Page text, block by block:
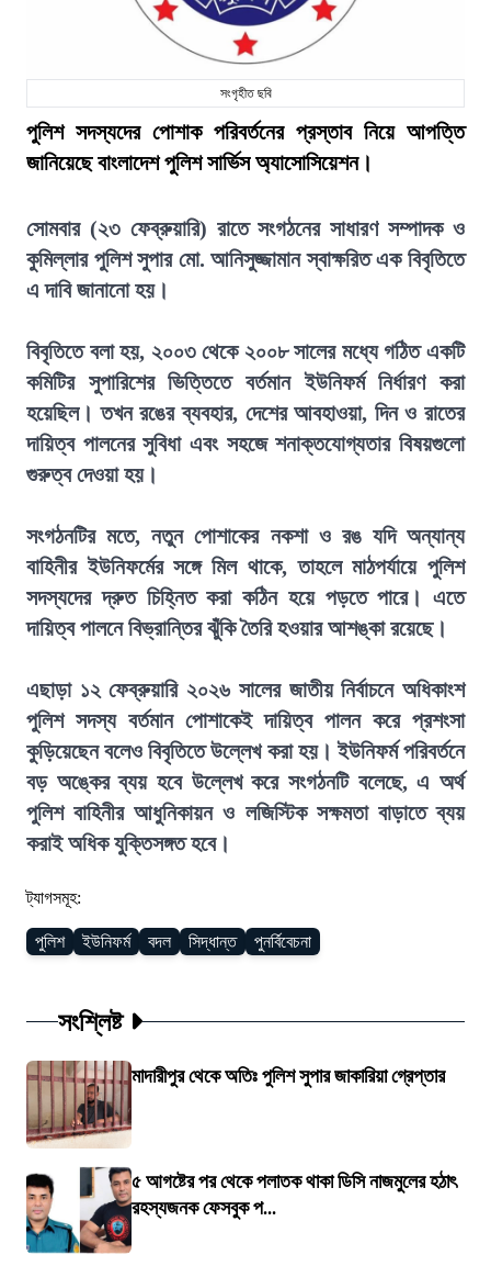
সংগৃহীত ছবি
পুলিশ সদস্যদের পোশাক পরিবর্তনের প্রস্তাব নিয়ে আপত্তি
জানিয়েছে বাংলাদেশ পুলিশ সার্ভিস অ্যাসোসিয়েশন।
সোমবার (২৩ ফেব্রুয়ারি) রাতে সংগঠনের সাধারণ সম্পাদক ও
কুমিল্লার পুলিশ সুপার মো. আনিসুজ্জামান স্বাক্ষরিত এক বিবৃতিতে
এ দাবি জানানো হয়।
বিবৃতিতে বলা হয়, ২০০৩ থেকে ২০০৮ সালের মধ্যে গঠিত একটি
কমিটির সুপারিশের ভিত্তিতে বর্তমান ইউনিফর্ম নির্ধারণ করা
হয়েছিল। তখন রঙের ব্যবহার, দেশের আবহাওয়া, দিন ও রাতের
দায়িত্ব পালনের সুবিধা এবং সহজে শনাক্তযোগ্যতার বিষয়গুলো
গুরুত্ব দেওয়া হয়।
সংগঠনটির মতে, নতুন পোশাকের নকশা ও রঙ যদি অন্যান্য
বাহিনীর ইউনিফর্মের সঙ্গে মিল থাকে, তাহলে মাঠপর্যায়ে পুলিশ
সদস্যদের দ্রুত চিহ্নিত করা কঠিন হয়ে পড়তে পারে। এতে
দায়িত্ব পালনে বিভ্রান্তির ঝুঁকি তৈরি হওয়ার আশঙ্কা রয়েছে।
এছাড়া ১২ ফেব্রুয়ারি ২০২৬ সালের জাতীয় নির্বাচনে অধিকাংশ
পুলিশ সদস্য বর্তমান পোশাকেই দায়িত্ব পালন করে প্রশংসা
কুড়িয়েছেন বলেও বিবৃতিতে উল্লেখ করা হয়। ইউনিফর্ম পরিবর্তনে
বড় অঙ্কের ব্যয় হবে উল্লেখ করে সংগঠনটি বলেছে, এ অর্থ
পুলিশ বাহিনীর আধুনিকায়ন ও লজিস্টিক সক্ষমতা বাড়াতে ব্যয়
করাই অধিক যুক্তিসঙ্গত হবে।
ট্যাগসমূহ:
পুলিশ ইউনিফর্ম বদল সিদ্ধান্ত পুনর্বিবেচনা
সংশ্লিষ্ট
মাদারীপুর থেকে অতিঃ পুলিশ সুপার জাকারিয়া গ্রেপ্তার
৫ আগষ্টের পর থেকে পলাতক থাকা ডিসি নাজমুলের হঠাৎ
রহস্যজনক ফেসবুক প...